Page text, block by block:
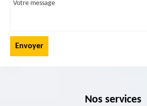
Nos services